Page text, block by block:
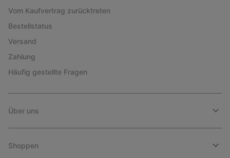
Vom Kaufvertrag zurücktreten
Bestellstatus
Versand
Zahlung
Häufig gestellte Fragen
Über uns
Shoppen